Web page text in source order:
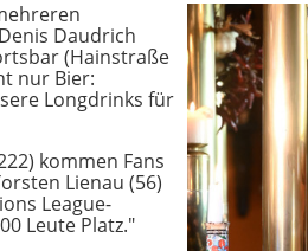
Daudrich
(Hainstraße
nur Bier:
Longdrinks für
kommen Fans
Lienau (56)
League-
Leute Platz."